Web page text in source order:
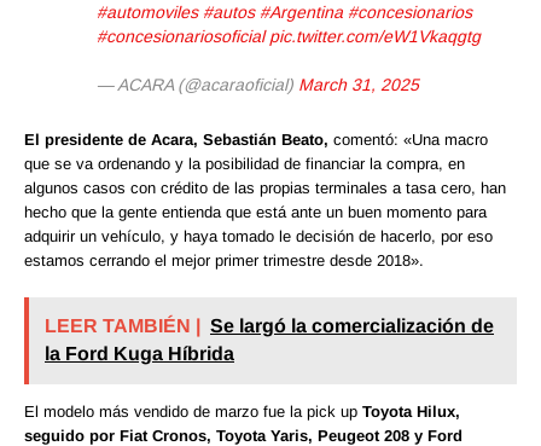
#automoviles #autos #Argentina #concesionarios
#concesionariosoficial pic.twitter.com/eW1Vkaqgtg
— ACARA (@acaraoficial) March 31, 2025
El presidente de Acara, Sebastián Beato, comentó: «Una macro
que se va ordenando y la posibilidad de financiar la compra, en
algunos casos con crédito de las propias terminales a tasa cero, han
hecho que la gente entienda que está ante un buen momento para
adquirir un vehículo, y haya tomado le decisión de hacerlo, por eso
estamos cerrando el mejor primer trimestre desde 2018».
LEER TAMBIÉN | Se largó la comercialización de
la Ford Kuga Híbrida
El modelo más vendido de marzo fue la pick up Toyota Hilux,
seguido por Fiat Cronos, Toyota Yaris, Peugeot 208 y Ford